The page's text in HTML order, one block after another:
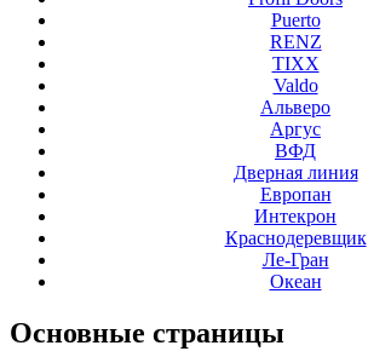
Puerto
RENZ
TIXX
Valdo
Альверо
Аргус
ВФД
Дверная линия
Европан
Интекрон
Краснодеревщик
Ле-Гран
Океан
Основные страницы